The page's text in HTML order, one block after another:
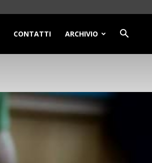
CONTATTI ARCHIVIO